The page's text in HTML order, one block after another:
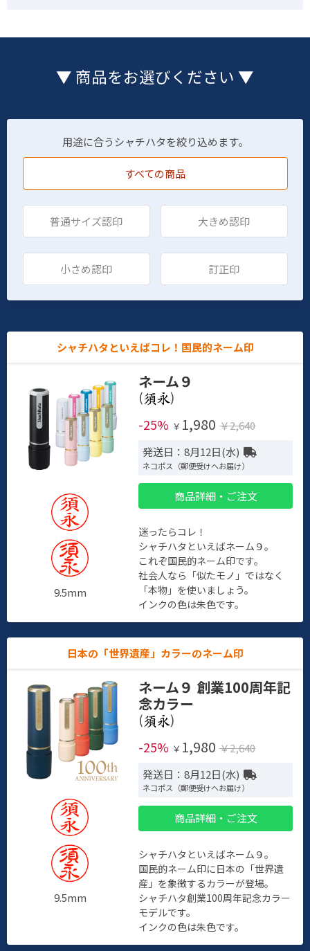
▼ 商品をお選びください ▼
用途に合うシャチハタを絞り込めます。
すべての商品
普通サイズ認印 大きめ認印
小さめ認印 訂正印
シャチハタといえばコレ！国民的ネーム印
9.5mm
ネーム９
(
)
-25% ￥ 1,980 ￥2,640
発送日：8月12日(水)
ネコポス（郵便受けへお届け）
商品詳細・ご注文
迷ったらコレ！
シャチハタといえばネーム９。
これぞ国民的ネーム印です。
社会人なら「似たモノ」ではなく
「本物」を使いましょう。
インクの色は朱色です。
日本の「世界遺産」カラーのネーム印
9.5mm
ネーム９ 創業100周年記
念カラー
(
)
-25% ￥ 1,980 ￥2,640
発送日：8月12日(水)
ネコポス（郵便受けへお届け）
商品詳細・ご注文
シャチハタといえばネーム９。
国民的ネーム印に日本の「世界遺
産」を象徴するカラーが登場。
シャチハタ創業100周年記念カラー
モデルです。
インクの色は朱色です。